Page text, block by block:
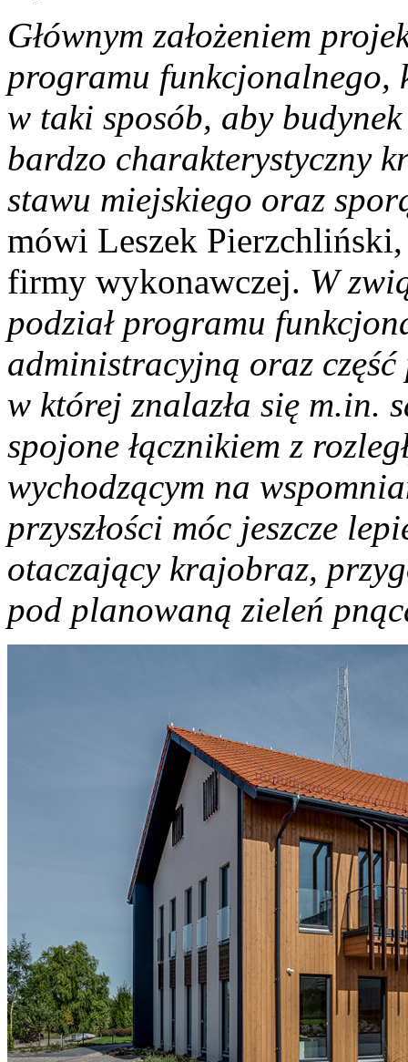
Głównym założeniem
programu funkcjonalnego,
w taki sposób, aby
bardzo charakterystyczny
stawu miejskiego oraz
mówi Leszek
firmy wykonawczej. W
podział programu
administracyjną oraz część
w której znalazła się m.in.
spojone łącznikiem z
wychodzącym na
przyszłości móc jeszcze
otaczający krajobraz,
pod planowaną zieleń